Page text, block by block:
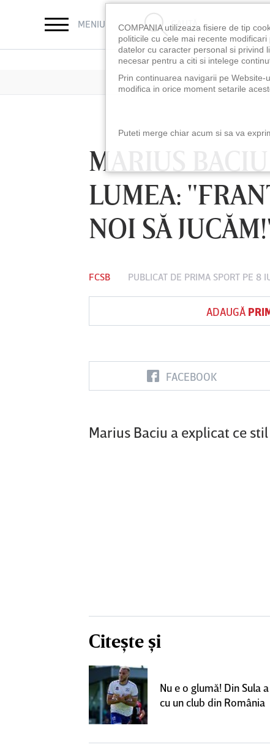
MENIU CAUTĂ
MARIUS
LUMEA:
NOI SĂ
FCSB PUBLICAT DE PRIMA SPORT PE 8
ADAUGĂ
FACEBOOK
Marius Baciu a explicat ce
Citește și
Nu e o glumă! Din Sula
cu un club din România
FC Botoşani
Vs
Corvinul
Hunedoara
Sepsi OSK
COMPANIA utilizeaza fisiere de tip
politicile cu cele mai recente
datelor cu caracter personal si privind
necesar pentru a citi si intelege
Prin continuarea navigarii pe
modifica in orice moment setarile
Puteti merge chiar acum si sa va